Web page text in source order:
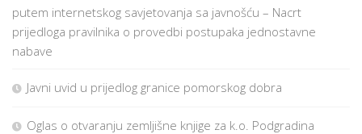
putem internetskog savjetovanja sa javnošću – Nacrt
prijedloga pravilnika o provedbi postupaka jednostavne
nabave
Javni uvid u prijedlog granice pomorskog dobra
Oglas o otvaranju zemljišne knjige za k.o. Podgradina